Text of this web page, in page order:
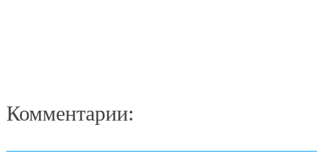
Комментарии: